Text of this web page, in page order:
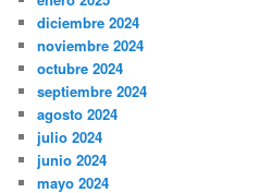
diciembre 2024
noviembre 2024
octubre 2024
septiembre 2024
agosto 2024
julio 2024
junio 2024
mayo 2024